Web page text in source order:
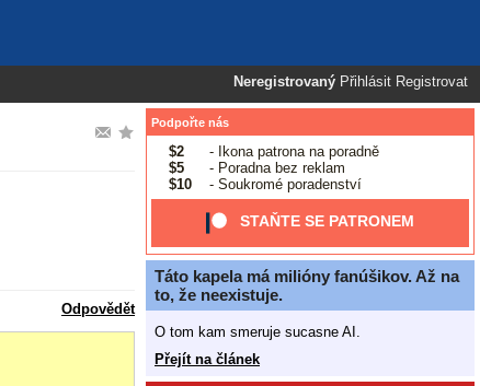
Neregistrovaný Přihlásit Registrovat
Odpovědět
Podpořte nás
$2
- Ikona patrona na poradně
$5
- Poradna bez reklam
$10
- Soukromé poradenství
STAŇTE SE PATRONEM
Táto kapela má milióny fanúšikov. Až na
to, že neexistuje.
O tom kam smeruje sucasne AI.
Přejít na článek